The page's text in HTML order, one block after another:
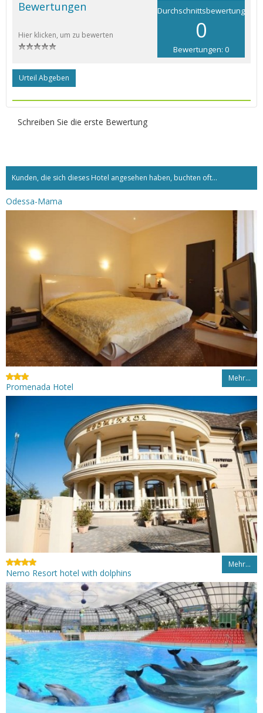
Durchschnittsbewertung
0
Bewertungen: 0
Bewertungen
Hier klicken, um zu bewerten
Urteil Abgeben
Schreiben Sie die erste Bewertung
Kunden, die sich dieses Hotel angesehen haben, buchten oft...
Odessa-Mama
Mehr…
Promenada Hotel
Mehr…
Nemo Resort hotel with dolphins